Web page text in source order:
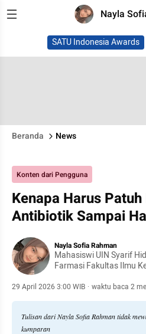
Nayla
SATU Indonesia Awards
Beranda News
Konten dari Pengguna
Kenapa Harus
Antibiotik Sampai
Nayla Sofia Rahman
Mahasiswi UIN Syarif
Farmasi Fakultas Ilmu
29 April 2026 3:00 WIB · waktu baca 2
Tulisan dari Nayla Sofia Rahman tidak
kumparan